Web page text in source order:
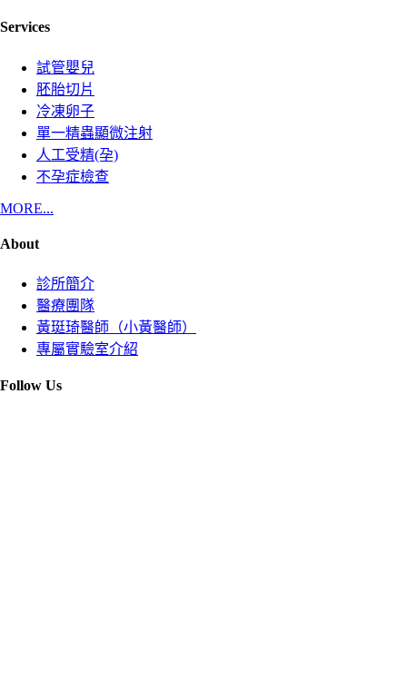
Services
試管嬰兒
胚胎切片
冷凍卵子
單一精蟲顯微注射
人工受精(孕)
不孕症檢查
MORE...
About
診所簡介
醫療團隊
黃珽琦醫師（小黃醫師）
專屬實驗室介紹
Follow Us